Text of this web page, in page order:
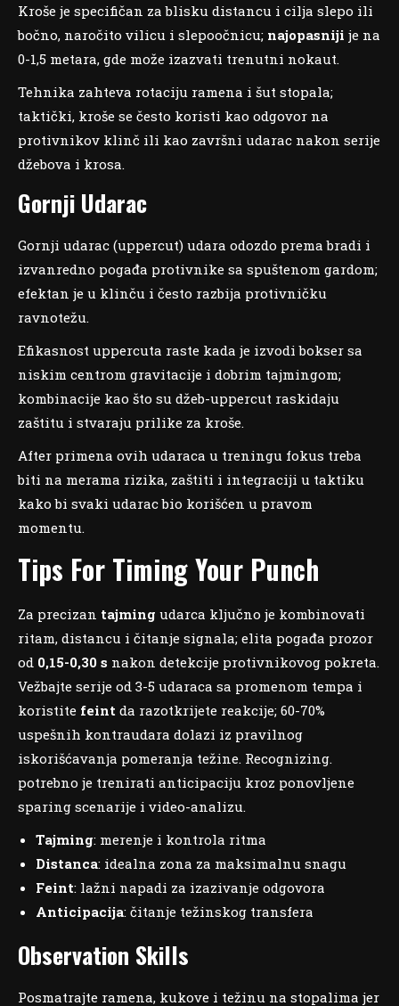
Kroše je specifičan za blisku distancu i cilja slepo ili
bočno, naročito vilicu i slepoočnicu; najopasniji je na
0-1,5 metara, gde može izazvati trenutni nokaut.
Tehnika zahteva rotaciju ramena i šut stopala;
taktički, kroše se često koristi kao odgovor na
protivnikov klinč ili kao završni udarac nakon serije
džebova i krosa.
Gornji Udarac
Gornji udarac (uppercut) udara odozdo prema bradi i
izvanredno pogađa protivnike sa spuštenom gardom;
efektan je u klinču i često razbija protivničku
ravnotežu.
Efikasnost uppercuta raste kada je izvodi bokser sa
niskim centrom gravitacije i dobrim tajmingom;
kombinacije kao što su džeb-uppercut raskidaju
zaštitu i stvaraju prilike za kroše.
After primena ovih udaraca u treningu fokus treba
biti na merama rizika, zaštiti i integraciji u taktiku
kako bi svaki udarac bio korišćen u pravom
momentu.
Tips For Timing Your Punch
Za precizan tajming udarca ključno je kombinovati
ritam, distancu i čitanje signala; elita pogađa prozor
od 0,15-0,30 s nakon detekcije protivnikovog pokreta.
Vežbajte serije od 3-5 udaraca sa promenom tempa i
koristite feint da razotkrijete reakcije; 60-70%
uspešnih kontraudara dolazi iz pravilnog
iskorišćavanja pomeranja težine. Recognizing.
potrebno je trenirati anticipaciju kroz ponovljene
sparing scenarije i video-analizu.
Tajming: merenje i kontrola ritma
Distanca: idealna zona za maksimalnu snagu
Feint: lažni napadi za izazivanje odgovora
Anticipacija: čitanje težinskog transfera
Observation Skills
Posmatrajte ramena, kukove i težinu na stopalima jer